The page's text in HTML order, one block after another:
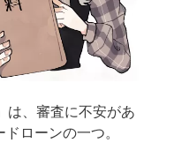
は、審査に不安があ
ローンの一つ。